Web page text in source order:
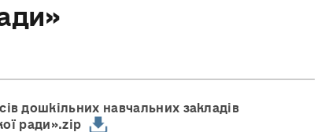
дошкільних навчальних закладів
ради».zip